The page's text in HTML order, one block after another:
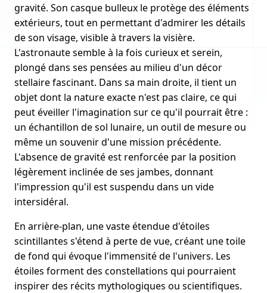
gravité. Son casque bulleux le protège des éléments
extérieurs, tout en permettant d'admirer les détails
de son visage, visible à travers la visière.
L'astronaute semble à la fois curieux et serein,
plongé dans ses pensées au milieu d'un décor
stellaire fascinant. Dans sa main droite, il tient un
objet dont la nature exacte n'est pas claire, ce qui
peut éveiller l'imagination sur ce qu'il pourrait être :
un échantillon de sol lunaire, un outil de mesure ou
même un souvenir d'une mission précédente.
L'absence de gravité est renforcée par la position
légèrement inclinée de ses jambes, donnant
l'impression qu'il est suspendu dans un vide
intersidéral.
En arrière-plan, une vaste étendue d'étoiles
scintillantes s'étend à perte de vue, créant une toile
de fond qui évoque l'immensité de l'univers. Les
étoiles forment des constellations qui pourraient
inspirer des récits mythologiques ou scientifiques.